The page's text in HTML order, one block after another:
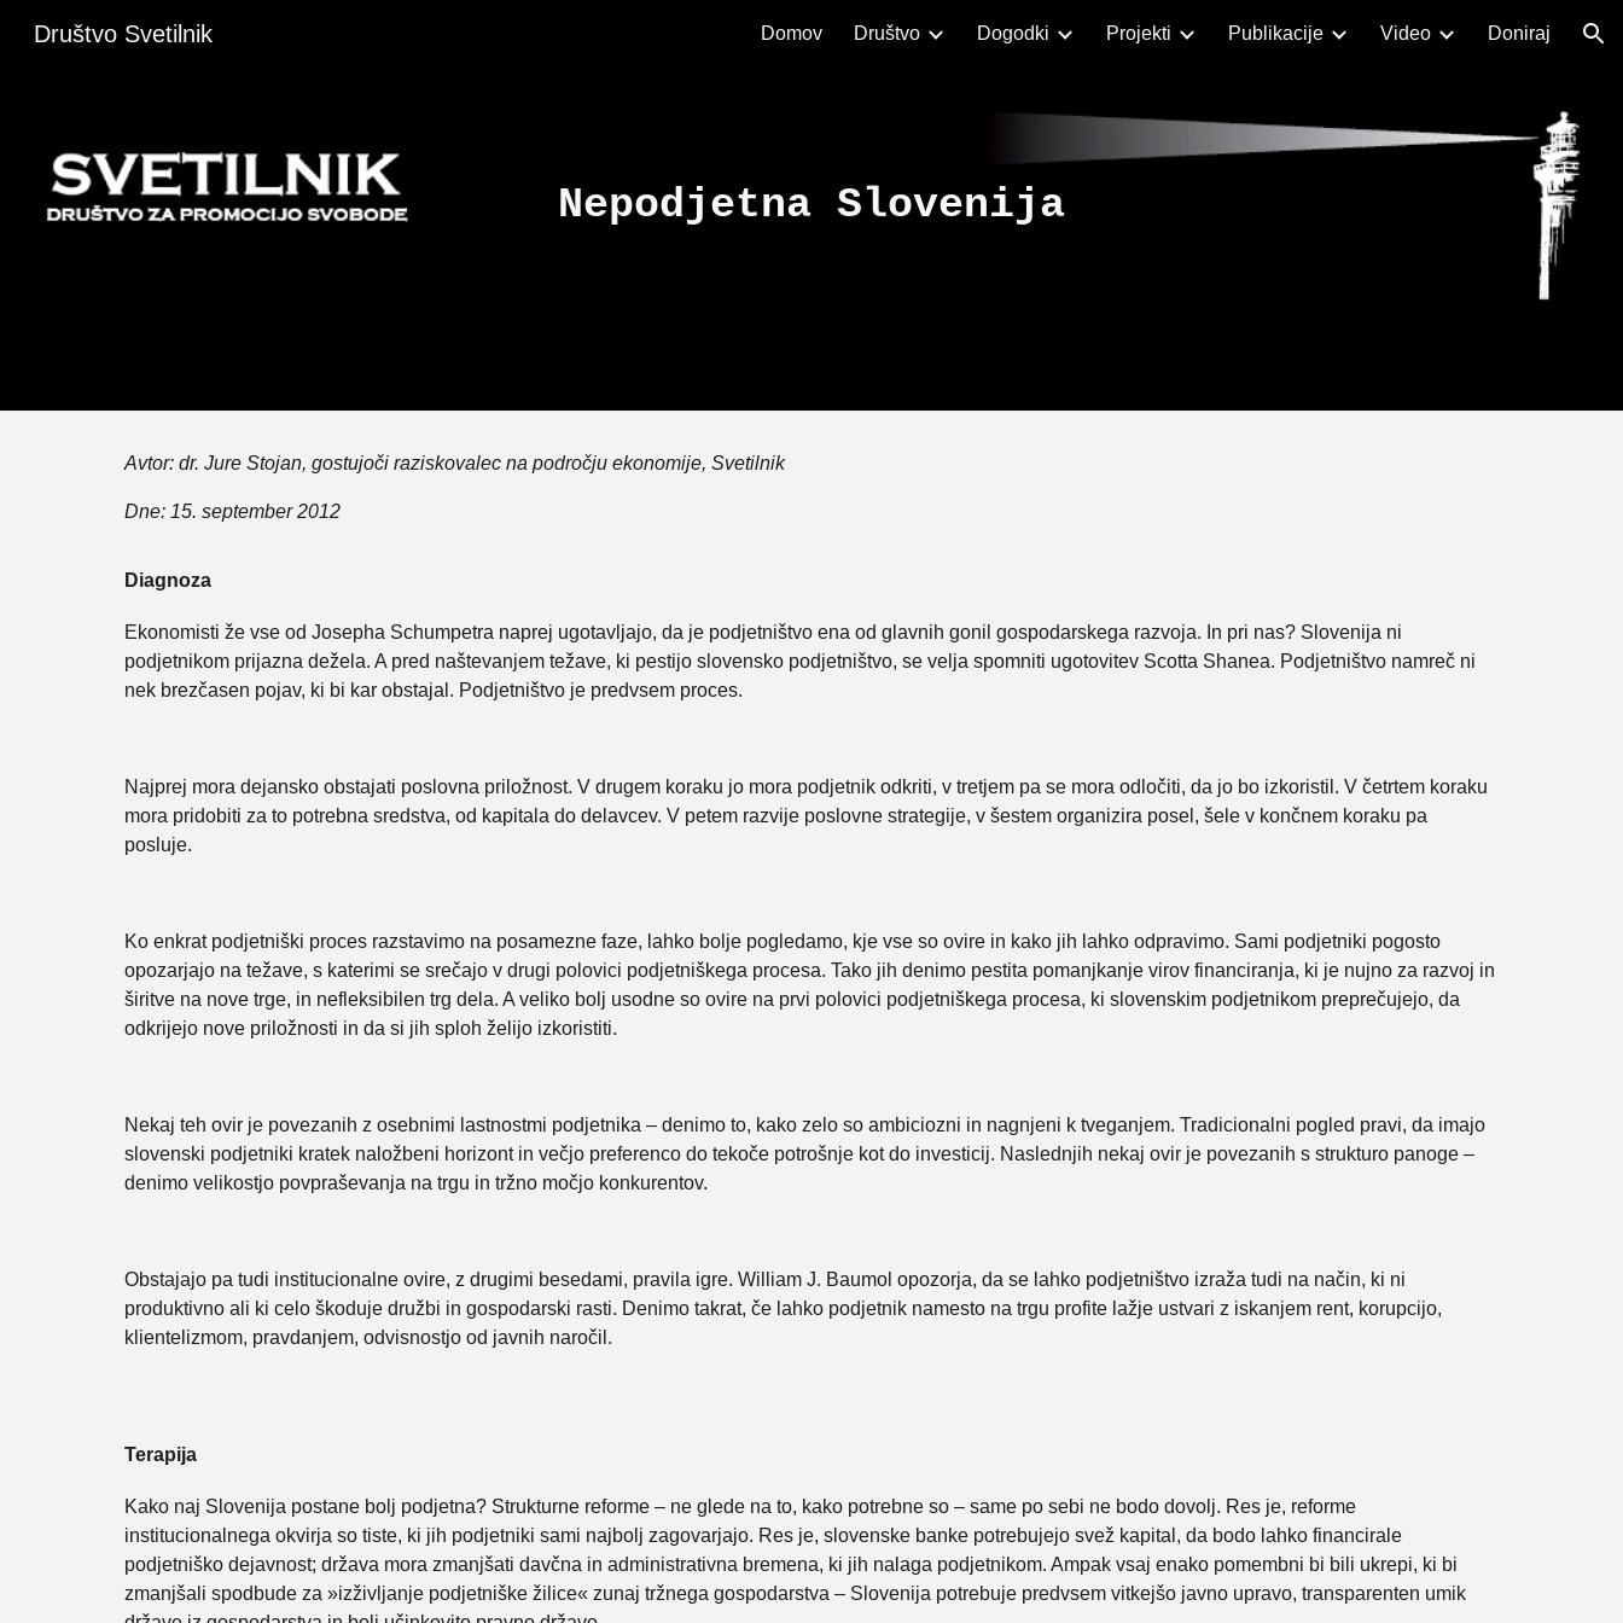
Skip to navigation
Društvo Svetilnik Domov Društvo Dogodki Projekti Publikacije Video Doniraj
Nepodjetna Slovenija
Avtor: dr. Jure Stojan, gostujoči raziskovalec na področju ekonomije, Svetilnik
Dne: 15. september 2012
Diagnoza
Ekonomisti že vse od Josepha Schumpetra naprej ugotavljajo, da je podjetništvo ena od glavnih gonil gospodarskega razvoja. In pri nas? Slovenija ni
podjetnikom prijazna dežela. A pred naštevanjem težave, ki pestijo slovensko podjetništvo, se velja spomniti ugotovitev Scotta Shanea. Podjetništvo namreč ni
nek brezčasen pojav, ki bi kar obstajal. Podjetništvo je predvsem proces.
Najprej mora dejansko obstajati poslovna priložnost. V drugem koraku jo mora podjetnik odkriti, v tretjem pa se mora odločiti, da jo bo izkoristil. V četrtem koraku
mora pridobiti za to potrebna sredstva, od kapitala do delavcev. V petem razvije poslovne strategije, v šestem organizira posel, šele v končnem koraku pa
posluje.
Ko enkrat podjetniški proces razstavimo na posamezne faze, lahko bolje pogledamo, kje vse so ovire in kako jih lahko odpravimo. Sami podjetniki pogosto
opozarjajo na težave, s katerimi se srečajo v drugi polovici podjetniškega procesa. Tako jih denimo pestita pomanjkanje virov financiranja, ki je nujno za razvoj in
širitve na nove trge, in nefleksibilen trg dela. A veliko bolj usodne so ovire na prvi polovici podjetniškega procesa, ki slovenskim podjetnikom preprečujejo, da
odkrijejo nove priložnosti in da si jih sploh želijo izkoristiti.
Nekaj teh ovir je povezanih z osebnimi lastnostmi podjetnika – denimo to, kako zelo so ambiciozni in nagnjeni k tveganjem. Tradicionalni pogled pravi, da imajo
slovenski podjetniki kratek naložbeni horizont in večjo preferenco do tekoče potrošnje kot do investicij. Naslednjih nekaj ovir je povezanih s strukturo panoge –
denimo velikostjo povpraševanja na trgu in tržno močjo konkurentov.
Obstajajo pa tudi institucionalne ovire, z drugimi besedami, pravila igre. William J. Baumol opozorja, da se lahko podjetništvo izraža tudi na način, ki ni
produktivno ali ki celo škoduje družbi in gospodarski rasti. Denimo takrat, če lahko podjetnik namesto na trgu profite lažje ustvari z iskanjem rent, korupcijo,
klientelizmom, pravdanjem, odvisnostjo od javnih naročil.
Terapija
Kako naj Slovenija postane bolj podjetna? Strukturne reforme – ne glede na to, kako potrebne so – same po sebi ne bodo dovolj. Res je, reforme
institucionalnega okvirja so tiste, ki jih podjetniki sami najbolj zagovarjajo. Res je, slovenske banke potrebujejo svež kapital, da bodo lahko financirale
podjetniško dejavnost; država mora zmanjšati davčna in administrativna bremena, ki jih nalaga podjetnikom. Ampak vsaj enako pomembni bi bili ukrepi, ki bi
zmanjšali spodbude za »izživljanje podjetniške žilice« zunaj tržnega gospodarstva – Slovenija potrebuje predvsem vitkejšo javno upravo, transparenten umik